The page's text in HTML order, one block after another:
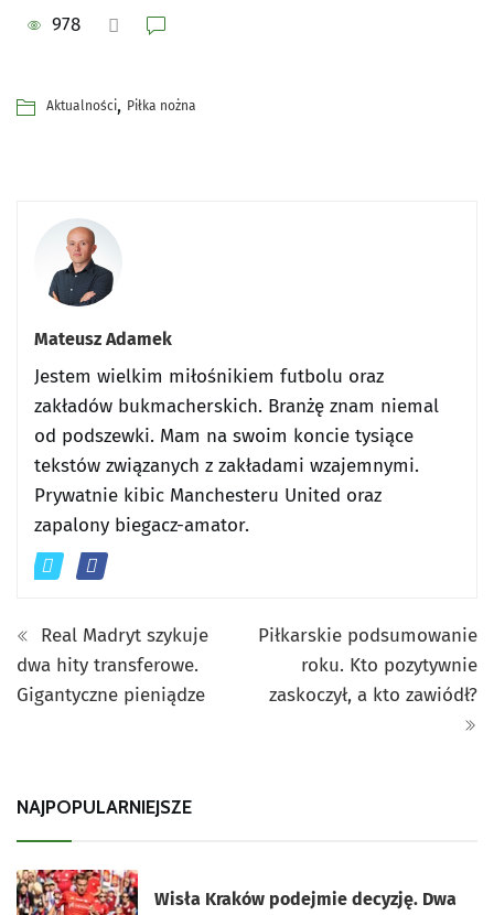
978
Aktualności, Piłka nożna
Mateusz Adamek
Jestem wielkim miłośnikiem futbolu oraz
zakładów bukmacherskich. Branżę znam niemal
od podszewki. Mam na swoim koncie tysiące
tekstów związanych z zakładami wzajemnymi.
Prywatnie kibic Manchesteru United oraz
zapalony biegacz-amator.
Real Madryt szykuje
dwa hity transferowe.
Gigantyczne pieniądze
Piłkarskie podsumowanie
roku. Kto pozytywnie
zaskoczył, a kto zawiódł?
NAJPOPULARNIEJSZE
Wisła Kraków podejmie decyzję. Dwa